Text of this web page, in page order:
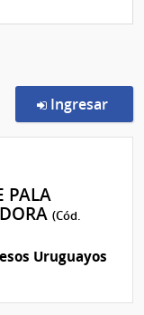
Ingresar
PALA
(Cód.
Uruguayos